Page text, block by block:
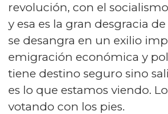
revolución, con el
y esa es la gran desgracia
se desangra en un exilio
emigración económica y
tiene destino seguro sino
es lo que estamos viendo.
votando con los pies.